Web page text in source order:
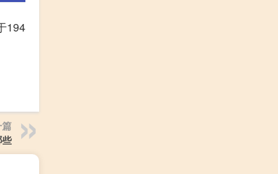
194